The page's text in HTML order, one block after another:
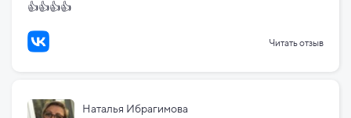
👍👍👍👍
Читать отзыв
Наталья Ибрагимова